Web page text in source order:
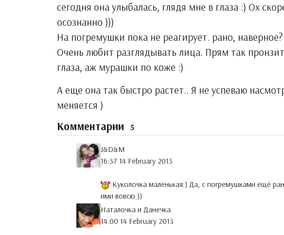
сегодня она улыбалась, глядя мне в глаза :) Ох
осознанно )))
На погремушки пока не реагирует. рано, наверное?
Очень любит разглядывать лица. Прям так
глаза, аж мурашки по коже :)
А еще она так быстро растет.. Я не успеваю
меняется )
Комментарии 5
J&D&M
16:37 14 February 2013
Куколочка маленькая:) Да, с погремушками ещё
ими вовсю:))
Наталочка и Данечка
14:00 14 February 2013